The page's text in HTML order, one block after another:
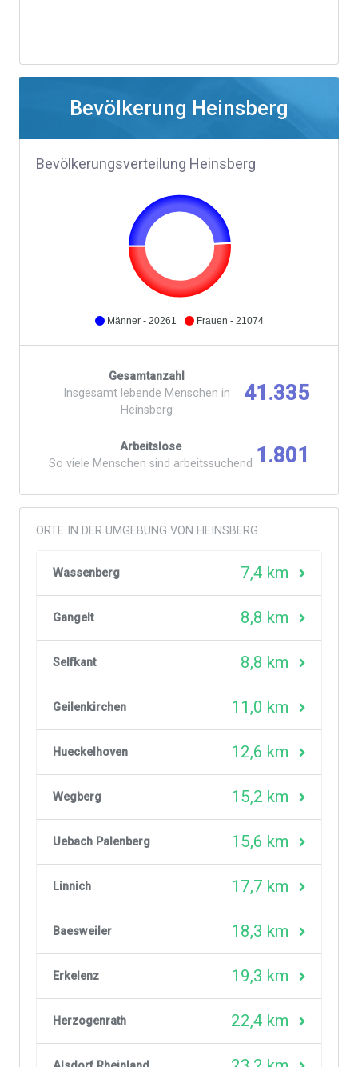
Bevölkerung Heinsberg
Bevölkerungsverteilung Heinsberg
Männer - 20261 Frauen - 21074
Gesamtanzahl
Insgesamt lebende Menschen in
Heinsberg
41.335
Arbeitslose
So viele Menschen sind arbeitssuchend 1.801
ORTE IN DER UMGEBUNG VON HEINSBERG
Wassenberg 7,4 km
Gangelt 8,8 km
Selfkant 8,8 km
Geilenkirchen 11,0 km
Hueckelhoven 12,6 km
Wegberg 15,2 km
Uebach Palenberg 15,6 km
Linnich 17,7 km
Baesweiler 18,3 km
Erkelenz 19,3 km
Herzogenrath 22,4 km